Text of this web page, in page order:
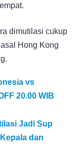
dimutilasi cukup
Hong Kong
vs
20.00 WIB
Jadi Sup
dan